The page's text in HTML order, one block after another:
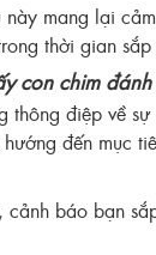
này mang lại
thời gian
con chim
thông điệp về
đến mục
cảnh báo bạn